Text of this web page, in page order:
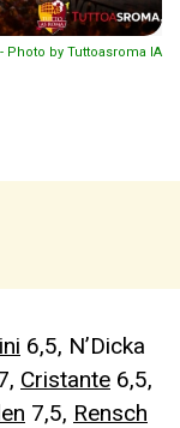
Photo by Tuttoasroma IA
6,5, N’Dicka
Cristante 6,5,
7,5, Rensch